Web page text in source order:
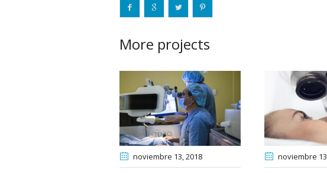
More projects
noviembre 13, 2018 noviembre 13